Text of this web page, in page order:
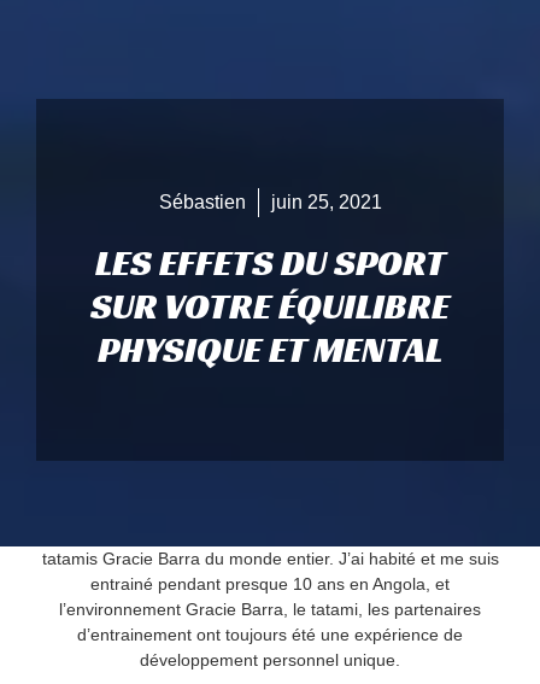
Sébastien juin 25, 2021
LES EFFETS DU SPORT
SUR VOTRE ÉQUILIBRE
PHYSIQUE ET MENTAL
tatamis Gracie Barra du monde entier. J’ai habité et me suis
entrainé pendant presque 10 ans en Angola, et
l’environnement Gracie Barra, le tatami, les partenaires
d’entrainement ont toujours été une expérience de
développement personnel unique.